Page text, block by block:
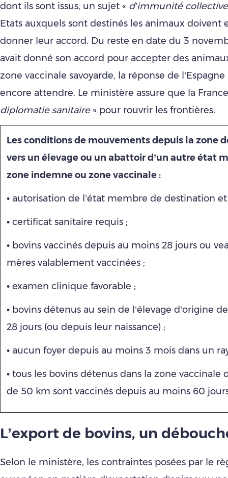
dont ils sont issus, un sujet « d’immunité collective
Etats auxquels sont destinés les animaux doivent
donner leur accord. Du reste en date du 3
avait donné son accord pour accepter des
zone vaccinale savoyarde, la réponse de l’Espagne
encore attendre. Le ministère assure que la
diplomatie sanitaire» pour rouvrir les frontières.
Les conditions de mouvements depuis la zone
vers un élevage ou un abattoir d’un autre état
zone indemne ou zone vaccinale :
• autorisation de l’état membre de destination
• certificat sanitaire requis ;
• bovins vaccinés depuis au moins 28 jours ou
mères valablement vaccinées ;
• examen clinique favorable ;
• bovins détenus au sein de l’élevage d’origine
28 jours (ou depuis leur naissance) ;
• aucun foyer depuis au moins 3 mois dans un
• tous les bovins détenus dans la zone vaccinale
de 50 km sont vaccinés depuis au moins 60
L’export de bovins, un
Selon le ministère, les contraintes posées par le